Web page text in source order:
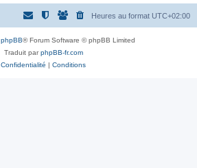
Heures au format UTC+02:00
phpBB® Forum Software © phpBB Limited
Traduit parphpBB-fr.com
Confidentialité | Conditions